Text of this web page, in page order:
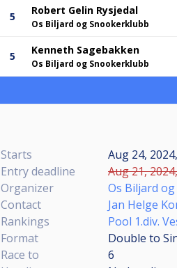
5 Robert Gelin Rysjedal
Os Biljard og Snookerklubb
5 Kenneth Sagebakken
Os Biljard og Snookerklubb
Starts
Aug 24,
Entry deadline
Aug 21,
Organizer
Os Biljard
Contact
Jan Helge
Rankings
Pool 1.div.
Format
Double to
Race to
6